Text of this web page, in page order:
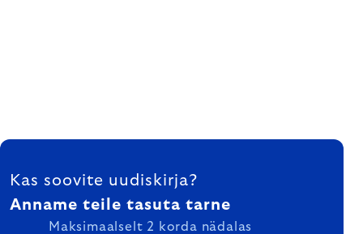
FOOTER
Kas soovite uudiskirja?
Anname teile tasuta tarne
Maksimaalselt 2 korda nädalas